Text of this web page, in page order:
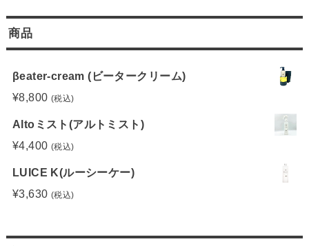
商品
βeater-cream (ビータークリーム)
¥8,800 (税込)
Altoミスト(アルトミスト)
¥4,400 (税込)
LUICE K(ルーシーケー)
¥3,630 (税込)